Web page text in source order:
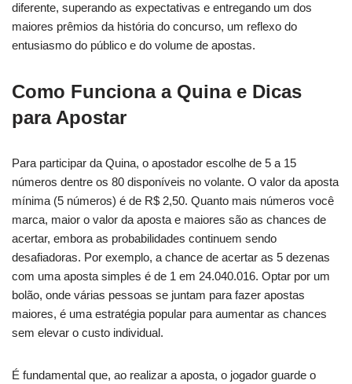
diferente, superando as expectativas e entregando um dos
maiores prêmios da história do concurso, um reflexo do
entusiasmo do público e do volume de apostas.
Como Funciona a Quina e Dicas
para Apostar
Para participar da Quina, o apostador escolhe de 5 a 15
números dentre os 80 disponíveis no volante. O valor da aposta
mínima (5 números) é de R$ 2,50. Quanto mais números você
marca, maior o valor da aposta e maiores são as chances de
acertar, embora as probabilidades continuem sendo
desafiadoras. Por exemplo, a chance de acertar as 5 dezenas
com uma aposta simples é de 1 em 24.040.016. Optar por um
bolão, onde várias pessoas se juntam para fazer apostas
maiores, é uma estratégia popular para aumentar as chances
sem elevar o custo individual.
É fundamental que, ao realizar a aposta, o jogador guarde o